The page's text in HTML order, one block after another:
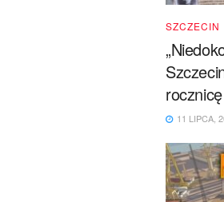
SZCZECIN
11 LIPCA,